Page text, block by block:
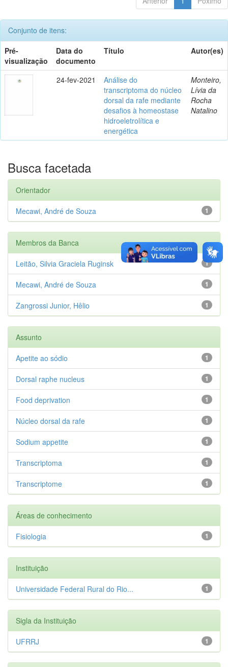
Conjunto de itens:
Pré-
visualização
Data do
documento
Título Autor(es)
24-fev-2021
Análise do
transcriptoma do núcleo
dorsal da rafe mediante
desafios à homeostase
hidroeletrolítica e
energética
Monteiro,
Lívia da
Rocha
Natalino
Busca facetada
Orientador
1
Mecawi, André de Souza
Membros da Banca
1
Leitão, Silvia Graciela Ruginsk
1
Mecawi, André de Souza
1
Zangrossi Junior, Hêlio
Assunto
1
Apetite ao sódio
1
Dorsal raphe nucleus
1
Food deprivation
1
Núcleo dorsal da rafe
1
Sodium appetite
1
Transcriptoma
1
Transcriptome
Áreas de conhecimento
1
Fisiologia
Instituição
1
Universidade Federal Rural do Rio...
Sigla da Instituição
1
UFRRJ